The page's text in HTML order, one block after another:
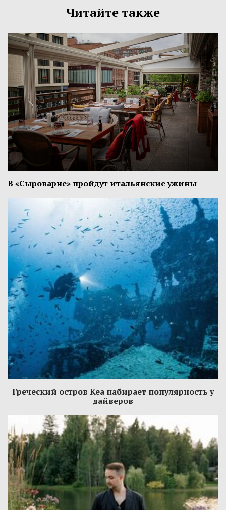
Читайте также
В «Сыроварне» пройдут итальянские ужины
Греческий остров Кеа набирает популярность у
дайверов